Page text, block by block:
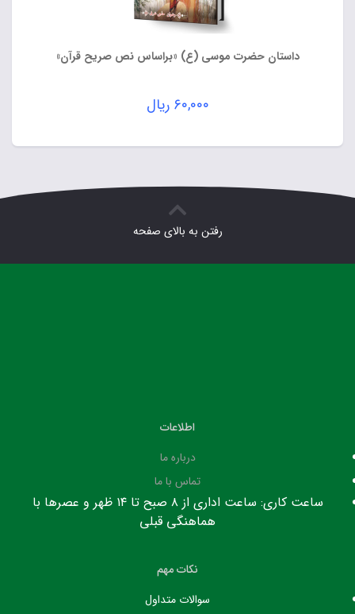
داستان حضرت موسی (ع) «براساس نص صریح قرآن»
۶۰,۰۰۰ ریال
رفتن به بالای صفحه
اطلاعات
درباره ما
تماس با ما
ساعت کاری: ساعت اداری از ۸ صبح تا ۱۴ ظهر و عصرها با
هماهنگی قبلی
نکات مهم
سوالات متداول